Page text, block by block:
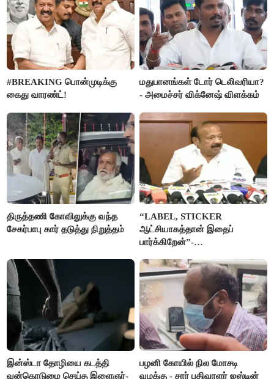
#BREAKING பொன்முடிக்கு
கைது வாரண்ட்!
மதுபானங்கள் டோர் டெலிவரியா?
- அமைச்சர் விக்னேஷ் விளக்கம்
திருத்தணி கோவிலுக்கு வந்த
சேகர்பாபு கார் தடுத்து நிறுத்தம்
“LABEL, STICKER
ஆட்சியாகத்தான் இதைப்
பார்க்கிறேன்”-
இன்ஸ்டா தோழியை கடத்தி
வன்கொடுமை செய்த இளைஞர்-
பழனி கோயில் நில மோசடி
வழக்கு - சார் பதிவாளர் ஜஸ்டின்